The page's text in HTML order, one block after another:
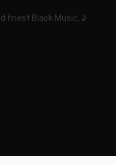
finest Black Music, ♪